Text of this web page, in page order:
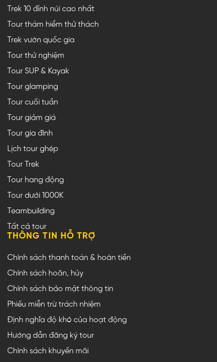
Trek 10 đỉnh núi cao nhất
Tour thám hiểm thử thách
Trek vườn quốc gia
Tour thử nghiệm
Tour SUP & Kayak
Tour glamping
Tour cuối tuần
Tour giảm giá
Tour gia đình
Lịch tour ghép
Tour Trek
Tour hang động
Tour dưới 1000K
Teambuilding
Tất cả tour
THÔNG TIN HỖ TRỢ
Chính sách thanh toán & hoàn tiền
Chính sách hoãn, hủy
Chính sách bảo mật thông tin
Phiếu miễn trừ trách nhiệm
Định nghĩa độ khó của hoạt động
Hướng dẫn đăng ký tour
Chính sách khuyến mãi